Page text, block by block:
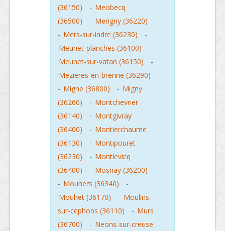
(36150)
- Meobecq
(36500)
- Merigny (36220)
- Mers-sur-indre (36230)
-
Meunet-planches (36100)
-
Meunet-sur-vatan (36150)
-
Mezieres-en-brenne (36290)
- Migne (36800) - Migny
(36260)
- Montchevrier
(36140)
- Montgivray
(36400)
- Montierchaume
(36130)
- Montipouret
(36230)
- Montlevicq
(36400)
- Mosnay (36200)
- Mouhers (36340)
-
Mouhet (36170)
- Moulins-
sur-cephons (36110)
- Murs
(36700)
- Neons-sur-creuse